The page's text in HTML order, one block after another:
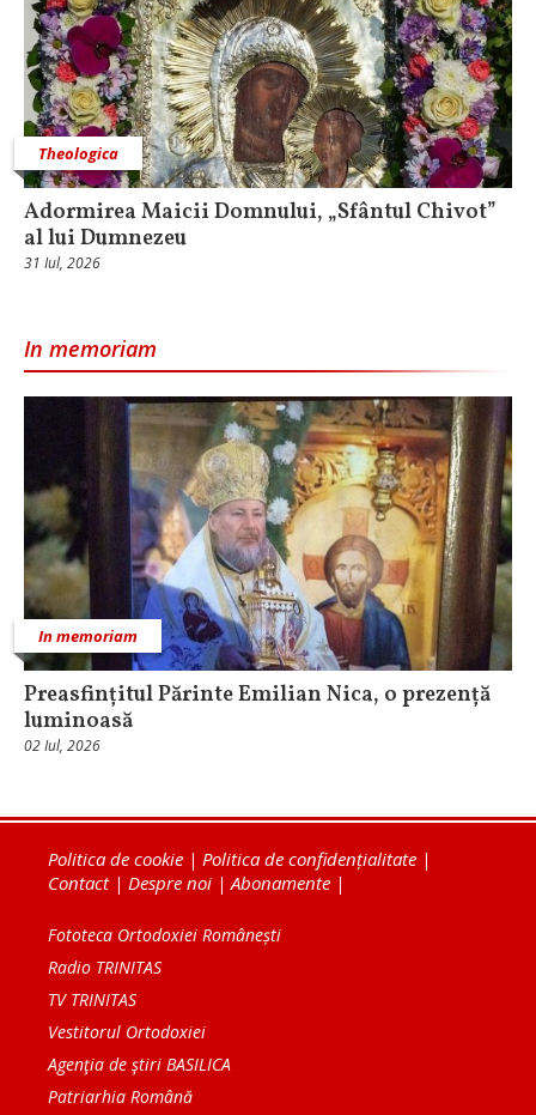
Theologica
Adormirea Maicii Domnului, „Sfântul Chivot”
al lui Dumnezeu
31 Iul, 2026
In memoriam
In memoriam
Preasfințitul Părinte Emilian Nica, o prezență
luminoasă
02 Iul, 2026
Politica de cookie | Politica de confidențialitate |
Contact| Despre noi |Abonamente |
Fototeca Ortodoxiei Românești
Radio TRINITAS
TV TRINITAS
Vestitorul Ortodoxiei
Agenţia de ştiri BASILICA
Patriarhia Română